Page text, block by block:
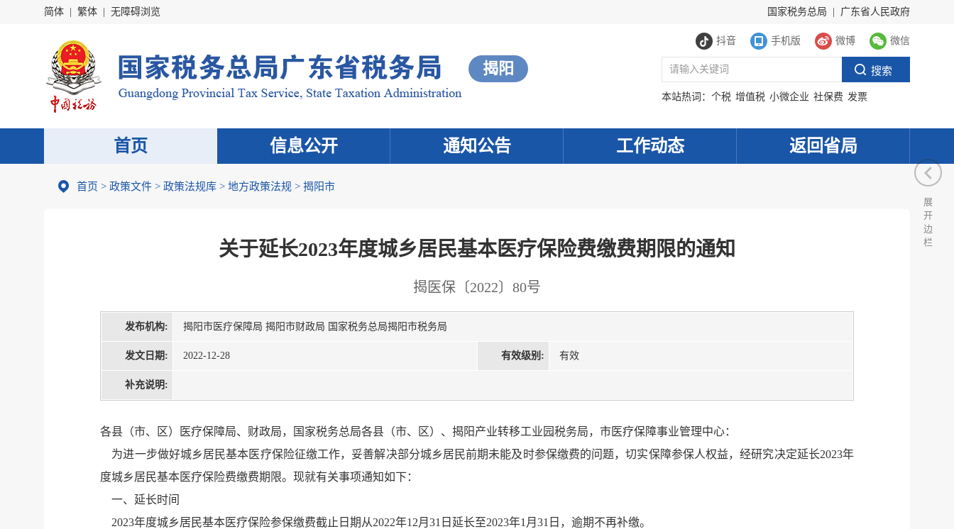
简体 繁体 无障碍浏览 国家税务总局 广东省人民政府
抖音 手机版 微博 微信
揭阳
本站热词： 个税 增值税 小微企业 社保费 发票
首页 信息公开 通知公告 工作动态 返回省局
首页 > 政策文件 > 政策法规库 > 地方政策法规 > 揭阳市
关于延长2023年度城乡居民基本医疗保险费缴费期限的通知
揭医保〔2022〕80号
发布机构: 揭阳市医疗保障局 揭阳市财政局 国家税务总局揭阳市税务局
发文日期: 2022-12-28 有效级别: 有效
补充说明:
各县（市、区）医疗保障局、财政局，国家税务总局各县（市、区）、揭阳产业转移工业园税务局，市医疗保障事业管理中心：
为进一步做好城乡居民基本医疗保险征缴工作，妥善解决部分城乡居民前期未能及时参保缴费的问题，切实保障参保人权益，经研究决定延长2023年
度城乡居民基本医疗保险费缴费期限。现就有关事项通知如下：
一、延长时间
2023年度城乡居民基本医疗保险参保缴费截止日期从2022年12月31日延长至2023年1月31日，逾期不再补缴。
展
开
边
栏